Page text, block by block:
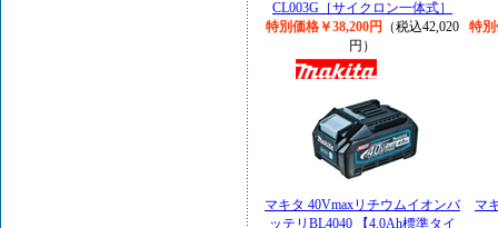
CL003G［サイクロン一体式］
特別価格￥38,200円
（税込42,020
円）
特別
マキタ 40Vmaxリチウムイオンバ
ッテリBL4040 【4.0Ah標準タイ
マ